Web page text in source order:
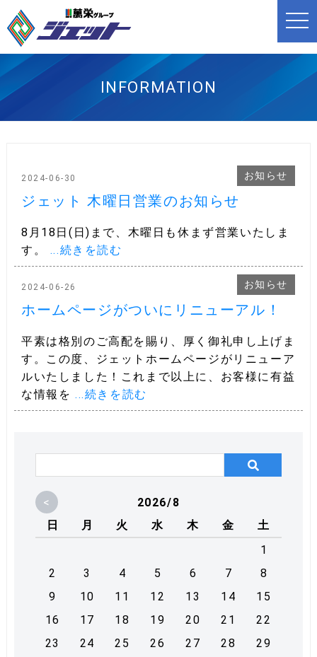
t
o
n
g
INFORMATION
2024-06-30
ジェット 木曜日営業のお知らせ
お知らせ
8月18日(日)まで、木曜日も休まず営業いたしま
す。 ...続きを読む
2024-06-26
ホームページがついにリニューアル！
お知らせ
平素は格別のご高配を賜り、厚く御礼申し上げま
す。この度、ジェットホームページがリニューア
ルいたしました！これまで以上に、お客様に有益
な情報を ...続きを読む
<
2026/8
日
月 火 水 木 金
土
1
2
3 4 5 6 7
8
9
10 11 12 13 14
15
16
17 18 19 20 21
22
23
24 25 26 27 28
29